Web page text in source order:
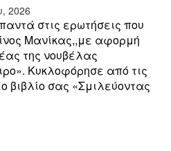
2026
στις ερωτήσεις που
Μανίκας,,με αφορμή
της νουβέλας
Κυκλοφόρησε από τις
βιβλίο σας «Σμιλεύοντας